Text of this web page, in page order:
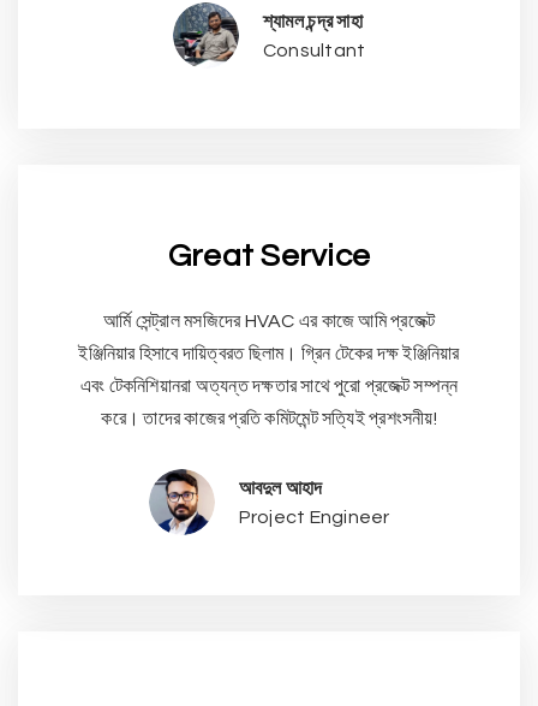
শ্যামল চন্দ্র সাহা
Consultant
Great Service
আর্মি সেন্ট্রাল মসজিদের HVAC এর কাজে আমি প্রজেক্ট
ইঞ্জিনিয়ার হিসাবে দায়িত্বরত ছিলাম। গ্রিন টেকের দক্ষ ইঞ্জিনিয়ার
এবং টেকনিশিয়ানরা অত্যন্ত দক্ষতার সাথে পুরো প্রজেক্ট সম্পন্ন
করে। তাদের কাজের প্রতি কমিটমেন্ট সত্যিই প্রশংসনীয়!
আবদুল আহাদ
Project Engineer